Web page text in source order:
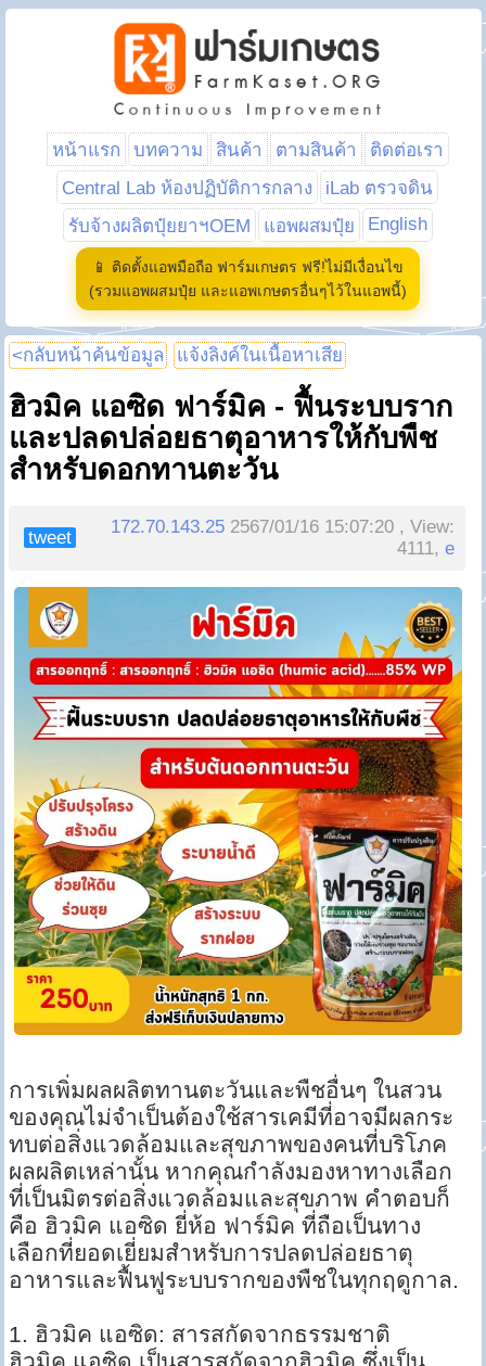
หน้าแรก บทความ สินค้า ตามสินค้า
ติดต่อเรา
Central Lab ห้องปฏิบัติการกลาง
iLab ตรวจดิน
รับจ้างผลิตปุ๋ยยาฯOEM
แอพผสมปุ๋ย English
📱 ติดตั้งแอพมือถือ ฟาร์มเกษตร ฟรี!ไม่มีเงื่อนไข
(รวมแอพผสมปุ๋ย และแอพเกษตรอื่นๆไว้ในแอพนี้)
<กลับหน้าค้นข้อมูล แจ้งลิงค์ในเนื้อหาเสีย
ฮิวมิค แอซิด ฟาร์มิค - ฟื้นระบบราก
และปลดปล่อยธาตุอาหารให้กับพืช
สำหรับดอกทานตะวัน
tweet
172.70.143.25 2567/01/16 15:07:20 , View:
4111,e
การเพิ่มผลผลิตทานตะวันและพืชอื่นๆ ในสวน
ของคุณไม่จำเป็นต้องใช้สารเคมีที่อาจมีผลกระ
ทบต่อสิ่งแวดล้อมและสุขภาพของคนที่บริโภค
ผลผลิตเหล่านั้น หากคุณกำลังมองหาทางเลือก
ที่เป็นมิตรต่อสิ่งแวดล้อมและสุขภาพ คำตอบก็
คือ ฮิวมิค แอซิด ยี่ห้อ ฟาร์มิค ที่ถือเป็นทาง
เลือกที่ยอดเยี่ยมสำหรับการปลดปล่อยธาตุ
อาหารและฟื้นฟูระบบรากของพืชในทุกฤดูกาล.
1. ฮิวมิค แอซิด: สารสกัดจากธรรมชาติ